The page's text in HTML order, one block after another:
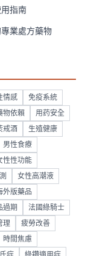
指南
業處方藥物
情感 免疫系統
物依賴 用药安全
戒酒 生殖健康
男性食療
性性功能
女性高潮液
外版藥品
過期 法國綠騎士
理 疲勞改善
時間焦慮